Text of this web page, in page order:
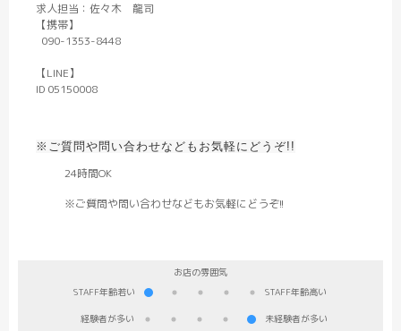
求人担当：佐々木 龍司
【携帯】
090-1353-8448
【LINE】
ID 05150008
※ご質問や問い合わせなどもお気軽にどうぞ!!
24時間OK
※ご質問や問い合わせなどもお気軽にどうぞ!!
STAFF年齢若い STAFF年齢高い
経験者が多い 未経験者が多い